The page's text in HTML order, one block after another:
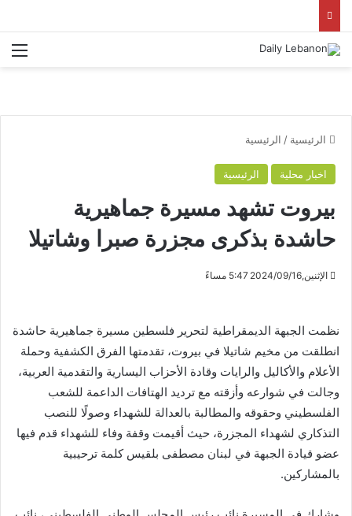
الرئيسية / الرئيسية
اخبار محلية الرئيسية
بيروت تشهد مسيرة جماهيرية
حاشدة بذكرى مجزرة صبرا وشاتيلا
الإثنين,2024/09/16 5:47 مساءً
نظمت الجبهة الديمقراطية لتحرير فلسطين مسيرة جماهيرية حاشدة
انطلقت من مخيم شاتيلا في بيروت، تقدمتها الفرق الكشفية وحملة
الأعلام والأكاليل والرايات وقادة الأحزاب اليسارية والتقدمية العربية،
وجالت في شوارعه وأزقته مع ترديد الهتافات الداعمة للشعب
الفلسطيني وحقوقه والمطالبة بالعدالة للشهداء وصولًا للنصب
التذكاري لشهداء المجزرة، حيث أقيمت وقفة وفاء للشهداء قدم فيها
عضو قيادة الجبهة في لبنان مصطفى بلقيس كلمة ترحيبية
بالمشاركين.